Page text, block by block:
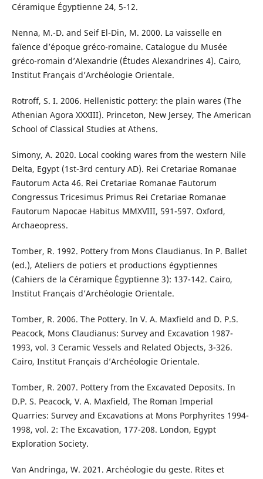
Céramique Égyptienne 24, 5-12.
Nenna, M.-D. and Seif El-Din, M. 2000. La vaisselle en
faïence d’époque gréco-romaine. Catalogue du Musée
gréco-romain d’Alexandrie (Études Alexandrines 4). Cairo,
Institut Français d’Archéologie Orientale.
Rotroff, S. I. 2006. Hellenistic pottery: the plain wares (The
Athenian Agora XXXIII). Princeton, New Jersey, The American
School of Classical Studies at Athens.
Simony, A. 2020. Local cooking wares from the western Nile
Delta, Egypt (1st-3rd century AD). Rei Cretariae Romanae
Fautorum Acta 46. Rei Cretariae Romanae Fautorum
Congressus Tricesimus Primus Rei Cretariae Romanae
Fautorum Napocae Habitus MMXVIII, 591-597. Oxford,
Archaeopress.
Tomber, R. 1992. Pottery from Mons Claudianus. In P. Ballet
(ed.), Ateliers de potiers et productions égyptiennes
(Cahiers de la Céramique Égyptienne 3): 137-142. Cairo,
Institut Français d’Archéologie Orientale.
Tomber, R. 2006. The Pottery. In V. A. Maxfield and D. P.S.
Peacock, Mons Claudianus: Survey and Excavation 1987-
1993, vol. 3 Ceramic Vessels and Related Objects, 3-326.
Cairo, Institut Français d’Archéologie Orientale.
Tomber, R. 2007. Pottery from the Excavated Deposits. In
D.P. S. Peacock, V. A. Maxfield, The Roman Imperial
Quarries: Survey and Excavations at Mons Porphyrites 1994-
1998, vol. 2: The Excavation, 177-208. London, Egypt
Exploration Society.
Van Andringa, W. 2021. Archéologie du geste. Rites et